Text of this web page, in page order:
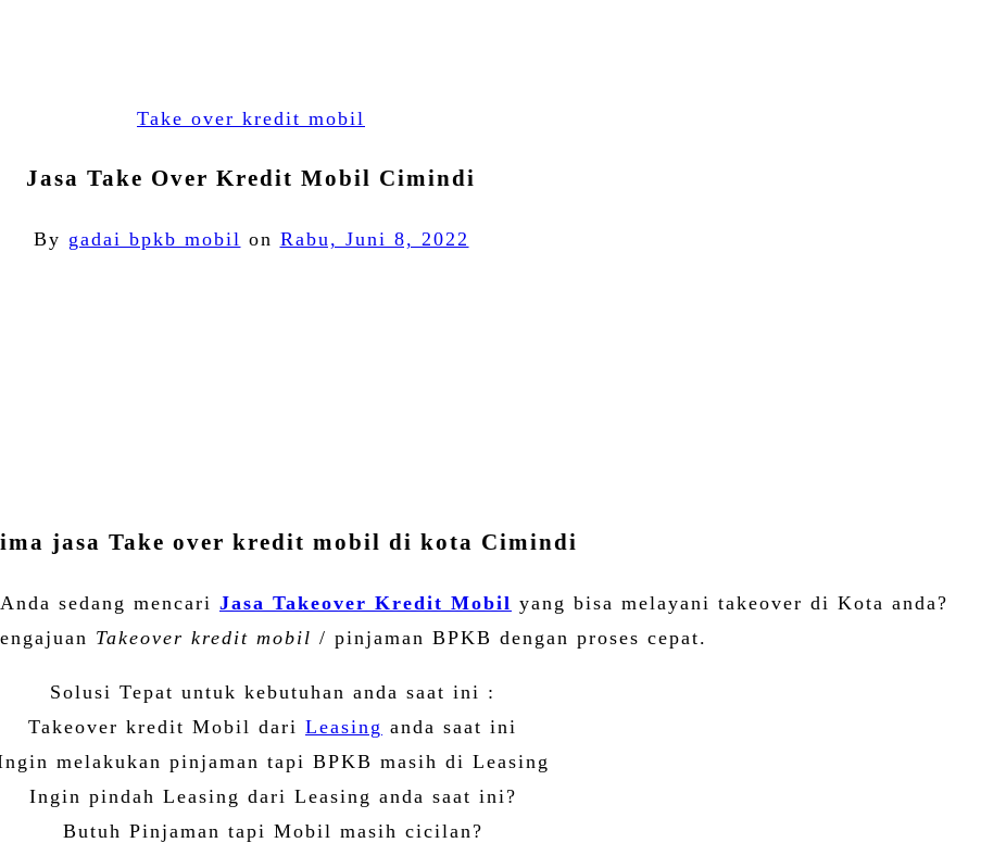
Take over kredit mobil
Jasa Take Over Kredit Mobil Cimindi
By gadai bpkb mobil on Rabu, Juni 8, 2022
jasa Take over kredit mobil di kota Cimindi
sedang mencari Jasa Takeover Kredit Mobil yang bisa melayani takeover di Kota anda?
Takeover kredit mobil / pinjaman BPKB dengan proses cepat.
Solusi Tepat untuk kebutuhan anda saat ini :
Takeover kredit Mobil dari Leasing anda saat ini
melakukan pinjaman tapi BPKB masih di Leasing
Ingin pindah Leasing dari Leasing anda saat ini?
Butuh Pinjaman tapi Mobil masih cicilan?